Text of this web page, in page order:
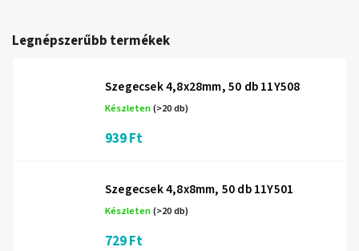
Legnépszerűbb termékek
Szegecsek 4,8x28mm, 50 db 11Y508
Készleten(>20 db)
939 Ft
Szegecsek 4,8x8mm, 50 db 11Y501
Készleten(>20 db)
729 Ft